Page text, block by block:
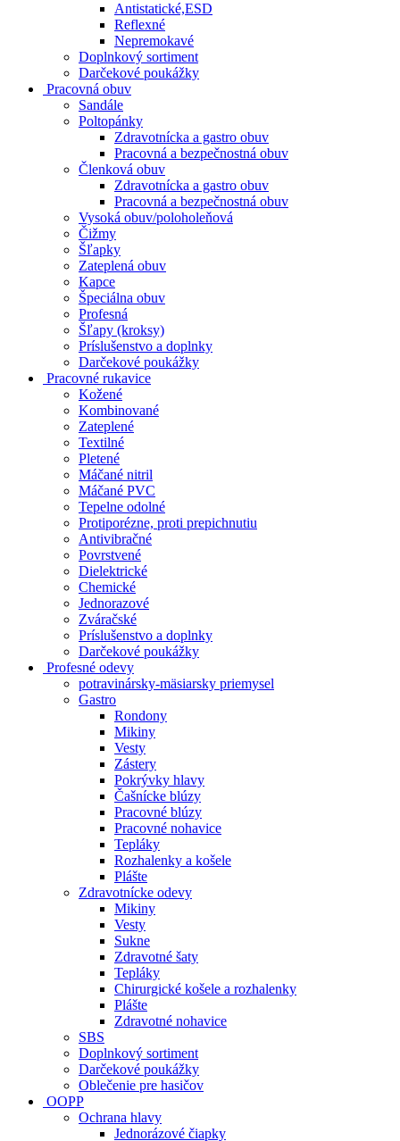
Antistatické,ESD
Reflexné
Nepremokavé
Doplnkový sortiment
Darčekové poukážky
Pracovná obuv
Sandále
Poltopánky
Zdravotnícka a gastro obuv
Pracovná a bezpečnostná obuv
Členková obuv
Zdravotnícka a gastro obuv
Pracovná a bezpečnostná obuv
Vysoká obuv/poloholeňová
Čižmy
Šľapky
Zateplená obuv
Kapce
Špeciálna obuv
Profesná
Šľapy (kroksy)
Príslušenstvo a doplnky
Darčekové poukážky
Pracovné rukavice
Kožené
Kombinované
Zateplené
Textilné
Pletené
Máčané nitril
Máčané PVC
Tepelne odolné
Protiporézne, proti prepichnutiu
Antivibračné
Povrstvené
Dielektrické
Chemické
Jednorazové
Zváračské
Príslušenstvo a doplnky
Darčekové poukážky
Profesné odevy
potravinársky-mäsiarsky priemysel
Gastro
Rondony
Mikiny
Vesty
Zástery
Pokrývky hlavy
Čašnícke blúzy
Pracovné blúzy
Pracovné nohavice
Tepláky
Rozhalenky a košele
Plášte
Zdravotnícke odevy
Mikiny
Vesty
Sukne
Zdravotné šaty
Tepláky
Chirurgické košele a rozhalenky
Plášte
Zdravotné nohavice
SBS
Doplnkový sortiment
Darčekové poukážky
Oblečenie pre hasičov
OOPP
Ochrana hlavy
Jednorázové čiapky